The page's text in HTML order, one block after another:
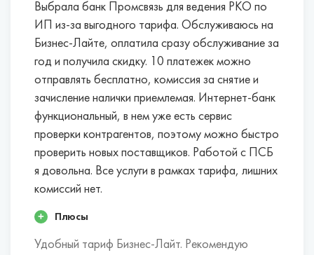
ВТБ.
Выбрала банк Промсвязь для ведения РКО по
ИП из-за выгодного тарифа. Обслуживаюсь на
Бизнес-Лайте, оплатила сразу обслуживание за
год и получила скидку. 10 платежек можно
отправлять бесплатно, комиссия за снятие и
зачисление налички приемлемая. Интернет-банк
функциональный, в нем уже есть сервис
проверки контрагентов, поэтому можно быстро
проверить новых поставщиков. Работой с ПСБ
я довольна. Все услуги в рамках тарифа, лишних
комиссий нет.
Плюсы
Удобный тариф Бизнес-Лайт. Рекомендую